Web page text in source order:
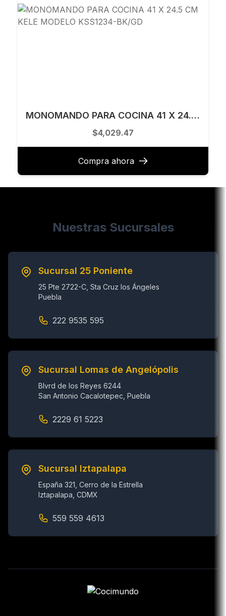
MONOMANDO PARA COCINA 41 X 24.5 CM KELE MODELO KSS1234-BK/GD
$4,029.47
Compra ahora
Nuestras Sucursales
Sucursal 25 Poniente
25 Pte 2722-C, Sta Cruz los Ángeles
Puebla
222 9535 595
Sucursal Lomas de Angelópolis
Blvrd de los Reyes 6244
San Antonio Cacalotepec, Puebla
2229 61 5223
Sucursal Iztapalapa
España 321, Cerro de la Estrella
Iztapalapa, CDMX
559 559 4613